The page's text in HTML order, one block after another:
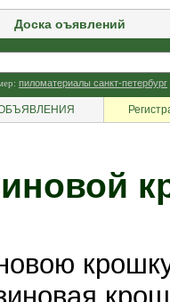
Доска оъявлений
пиломатериалы санкт-петербург